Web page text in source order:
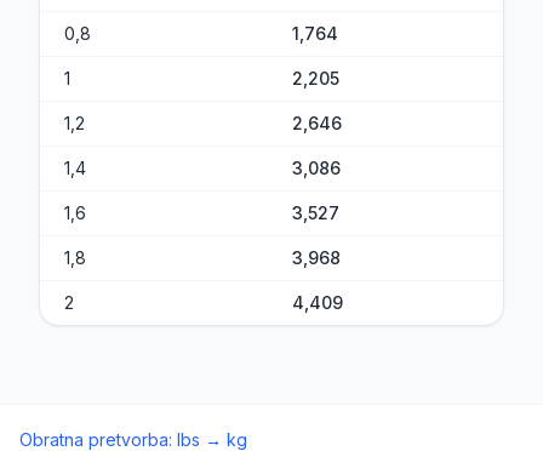
0,8 1,764
1 2,205
1,2 2,646
1,4 3,086
1,6 3,527
1,8 3,968
2 4,409
Obratna pretvorba: lbs → kg